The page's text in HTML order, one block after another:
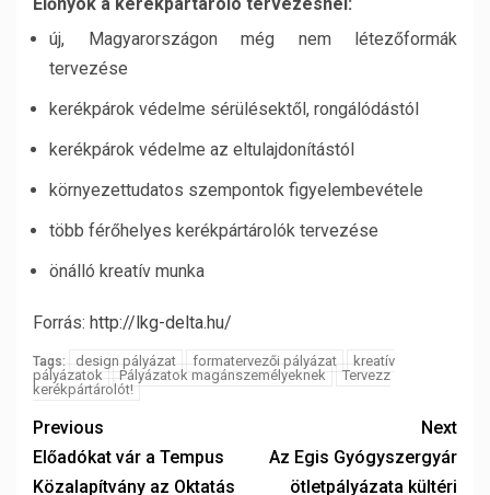
új, Magyarországon még nem létezőformák
tervezése
kerékpárok védelme sérülésektől, rongálódástól
kerékpárok védelme az eltulajdonítástól
környezettudatos szempontok figyelembevétele
több férőhelyes kerékpártárolók tervezése
önálló kreatív munka
Forrás: http://lkg-delta.hu/
Tags: design pályázat formatervezői pályázat
kreatív
pályázatok
Pályázatok magánszemélyeknek
Tervezz
kerékpártárolót!
Previous
Előadókat vár a Tempus
Közalapítvány az Oktatás
Next
Az Egis Gyógyszergyár
ötletpályázata kültéri